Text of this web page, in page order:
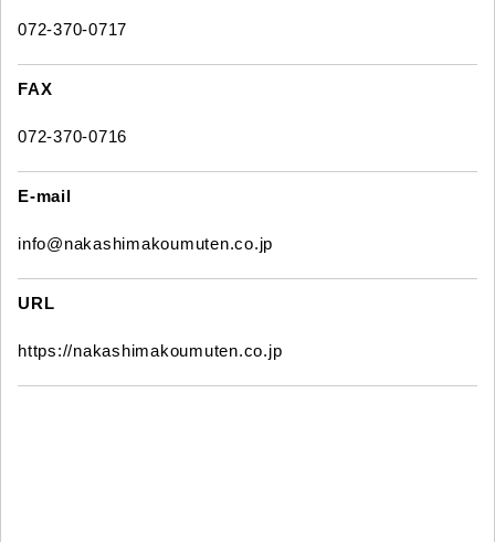
072-370-0717
FAX
072-370-0716
E-mail
info@nakashimakoumuten.co.jp
URL
https://nakashimakoumuten.co.jp